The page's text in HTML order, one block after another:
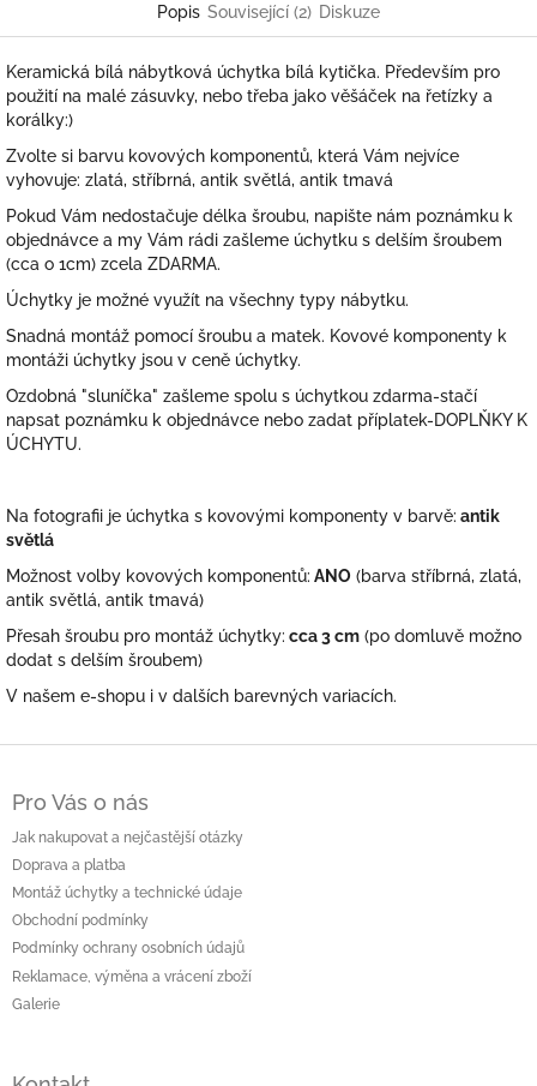
Popis Související (2) Diskuze
Keramická bílá nábytková úchytka bílá kytička. Především pro
použití na malé zásuvky, nebo třeba jako věšáček na řetízky a
korálky:)
Zvolte si barvu kovových komponentů, která Vám nejvíce
vyhovuje: zlatá, stříbrná, antik světlá, antik tmavá
Pokud Vám nedostačuje délka šroubu, napište nám poznámku k
objednávce a my Vám rádi zašleme úchytku s delším šroubem
(cca o 1cm) zcela ZDARMA.
Úchytky je možné využít na všechny typy nábytku.
Snadná montáž pomocí šroubu a matek. Kovové komponenty k
montáži úchytky jsou v ceně úchytky.
Ozdobná "sluníčka" zašleme spolu s úchytkou zdarma-stačí
napsat poznámku k objednávce nebo zadat příplatek-DOPLŇKY K
ÚCHYTU.
Na fotografii je úchytka s kovovými komponenty v barvě: antik
světlá
Možnost volby kovových komponentů: ANO (barva stříbrná, zlatá,
antik světlá, antik tmavá)
Přesah šroubu pro montáž úchytky: cca 3 cm (po domluvě možno
dodat s delším šroubem)
V našem e-shopu i v dalších barevných variacích.
Pro Vás o nás
Jak nakupovat a nejčastější otázky
Doprava a platba
Montáž úchytky a technické údaje
Obchodní podmínky
Podmínky ochrany osobních údajů
Reklamace, výměna a vrácení zboží
Galerie